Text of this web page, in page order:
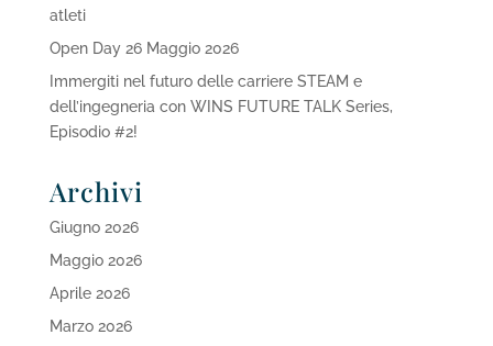
atleti
Open Day 26 Maggio 2026
Immergiti nel futuro delle carriere STEAM e
dell’ingegneria con WINS FUTURE TALK Series,
Episodio #2!
Archivi
Giugno 2026
Maggio 2026
Aprile 2026
Marzo 2026